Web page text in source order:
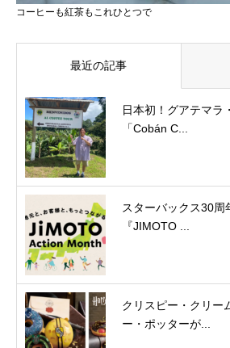
コーヒーも紅茶もこれひとつで
最近の記事
日本初！グアテマラ
「Cobán C...
スターバックス30周
『JIMOTO ...
クリスピー・クリー
ー・ポッターが...